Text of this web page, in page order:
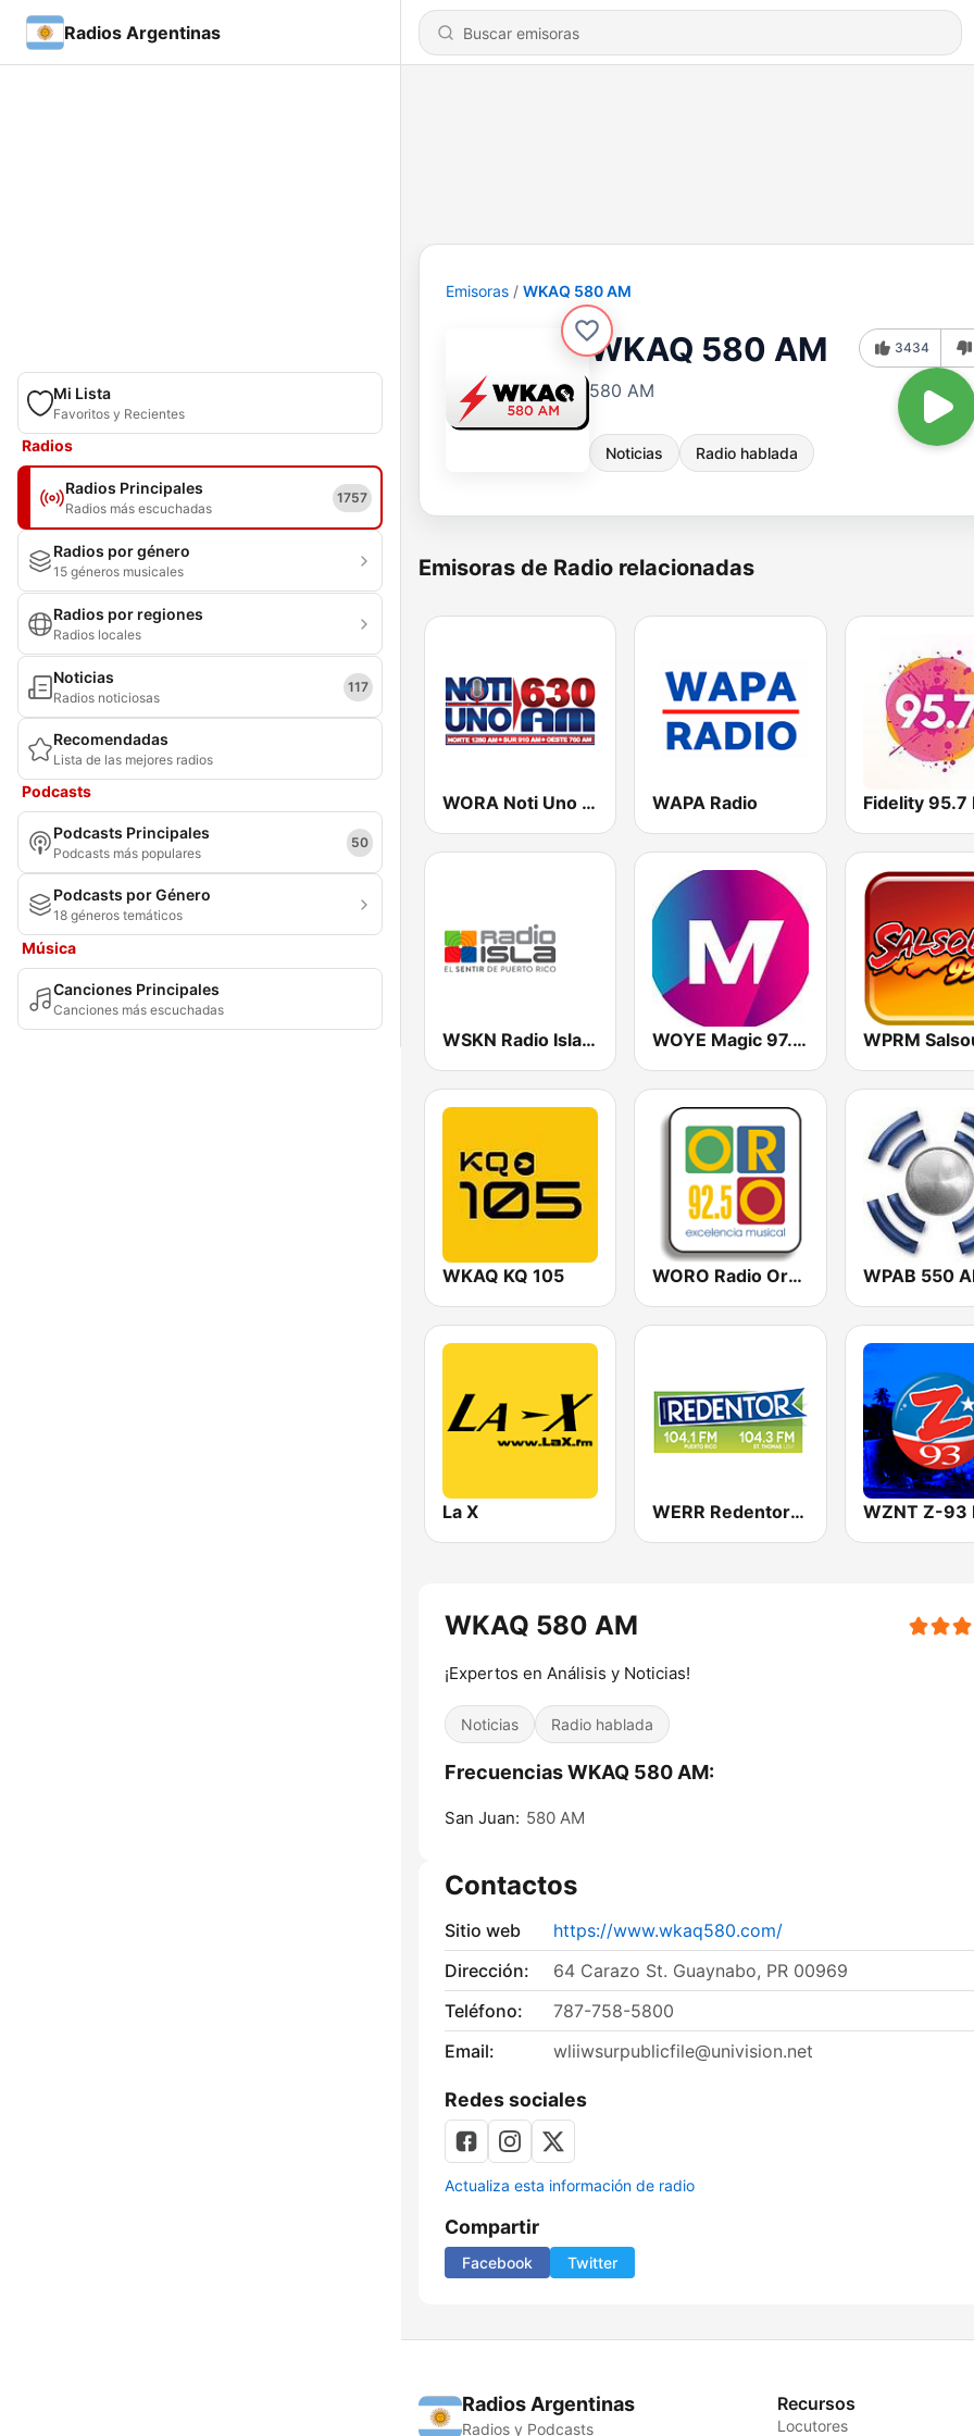
Radios Argentinas
Mi Lista
Favoritos y Recientes
Radios
Radios Principales
Radios más escuchadas
1757
Radios por género
15 géneros musicales
Radios por regiones
Radios locales
Noticias
Radios noticiosas
117
Recomendadas
Lista de las mejores radios
Podcasts
Podcasts Principales
Podcasts más populares
50
Podcasts por Género
18 géneros temáticos
Música
Canciones Principales
Canciones más escuchadas
Emisoras WKAQ 580 AM
WKAQ 580 AM
580 AM
Noticias Radio hablada
3434
Emisoras de Radio relacionadas
WORA Noti Uno 630 AM WAPA Radio Fidelity 95.7
WSKN Radio Isla 1320 AM WOYE Magic 97.3 FM
WKAQ KQ 105 WORO Radio Oro 92.5 FM WPAB 550
La X WERR Redentor 104.1 FM WZNT Z-93
WKAQ 580 AM
¡Expertos en Análisis y Noticias!
Noticias Radio hablada
Frecuencias WKAQ 580 AM:
San Juan: 580 AM
Contactos
Sitio web
https://www.wkaq580.com/
Dirección:
64 Carazo St. Guaynabo, PR 00969
Teléfono:
787-758-5800
Email:
wliiwsurpublicfile@univision.net
Redes sociales
Actualiza esta información de radio
Compartir
Facebook Twitter
Radios Argentinas
Radios y Podcasts
Recursos
Locutores